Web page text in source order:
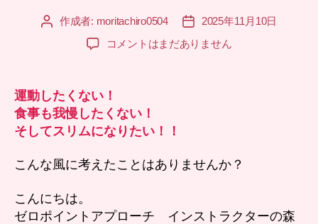
投 作成者: moritachiro0504
投
稿
日
2025年11月10日
食
の
を
我
慢
ず
せ
コメントはまだありません
運動したくない！
食事も我慢したくない！
そしてスリムになりたい！！
こんな風に考えたことはありませんか？
こんにちは。
ゼロポイントアプローチ インストラクターの森